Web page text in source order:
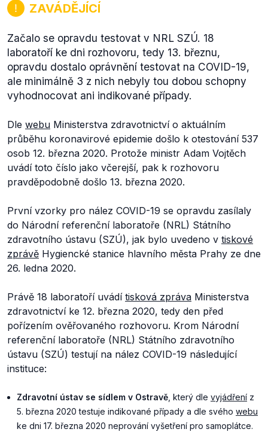
ZAVÁDĚJÍCÍ
Začalo se opravdu testovat v NRL SZÚ. 18
laboratoří ke dni rozhovoru, tedy 13. březnu,
opravdu dostalo oprávnění testovat na COVID-19,
ale minimálně 3 z nich nebyly tou dobou schopny
vyhodnocovat ani indikované případy.
Dle webu Ministerstva zdravotnictví o aktuálním
průběhu koronavirové epidemie došlo k otestování 537
osob 12. března 2020. Protože ministr Adam Vojtěch
uvádí toto číslo jako včerejší, pak k rozhovoru
pravděpodobně došlo 13. března 2020.
První vzorky pro nález COVID-19 se opravdu zasílaly
do Národní referenční laboratoře (NRL) Státního
zdravotního ústavu (SZÚ), jak bylo uvedeno v tiskové
zprávě Hygiencké stanice hlavního města Prahy ze dne
26. ledna 2020.
Právě 18 laboratoří uvádí tisková zpráva Ministerstva
zdravotnictví ke 12. března 2020, tedy den před
pořízením ověřovaného rozhovoru. Krom Národní
referenční laboratoře (NRL) Státního zdravotního
ústavu (SZÚ) testují na nález COVID-19 následující
instituce:
Zdravotní ústav se sídlem v Ostravě , který dle vyjádření z
5. března 2020 testuje indikované případy a dle svého webu
ke dni 17. března 2020 neprování vyšetření pro samoplátce.